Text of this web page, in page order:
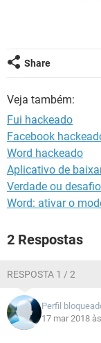
Share
Veja também:
Fui hackeado
Facebook
Word hackeado
Aplicativo de
Verdade ou
Word: ativar o
2 Respostas
RESPOSTA 1 / 2
Perfil
17 mar 2018